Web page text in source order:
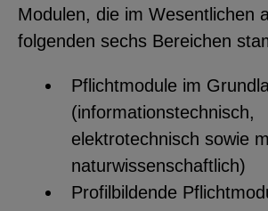
Modulen, die im Wesentlichen
folgenden sechs Bereichen
Pflichtmodule im
(informationstechnisch,
elektrotechnisch sowie
naturwissenschaftlich)
Profilbildende